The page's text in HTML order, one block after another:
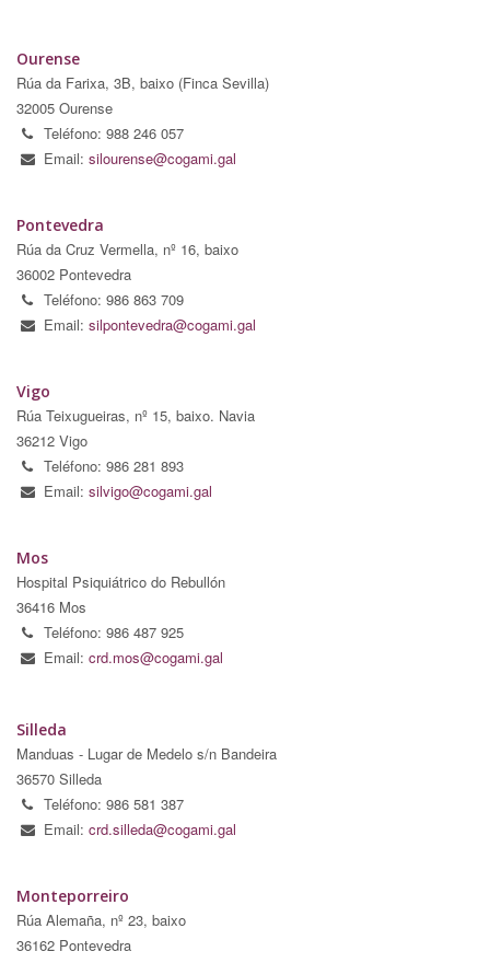
Ourense
Rúa da Farixa, 3B, baixo (Finca Sevilla)
32005 Ourense
Teléfono: 988 246 057
Email: silourense@cogami.gal
Pontevedra
Rúa da Cruz Vermella, nº 16, baixo
36002 Pontevedra
Teléfono: 986 863 709
Email: silpontevedra@cogami.gal
Vigo
Rúa Teixugueiras, nº 15, baixo. Navia
36212 Vigo
Teléfono: 986 281 893
Email: silvigo@cogami.gal
Mos
Hospital Psiquiátrico do Rebullón
36416 Mos
Teléfono: 986 487 925
Email: crd.mos@cogami.gal
Silleda
Manduas - Lugar de Medelo s/n Bandeira
36570 Silleda
Teléfono: 986 581 387
Email: crd.silleda@cogami.gal
Monteporreiro
Rúa Alemaña, nº 23, baixo
36162 Pontevedra